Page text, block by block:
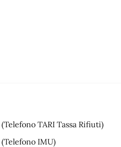
(Telefono TARI Tassa Rifiuti)
(Telefono IMU)